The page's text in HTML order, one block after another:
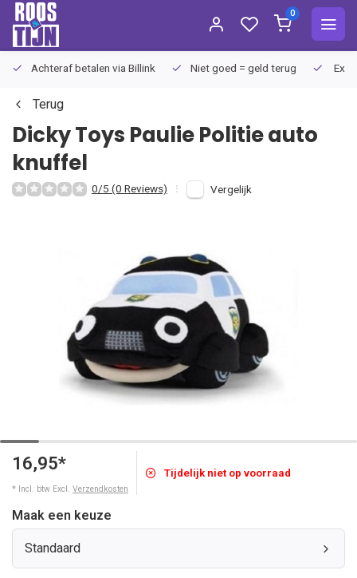
0
Achteraf betalen via Billink Niet goed = geld terug
Terug
Dicky Toys Paulie Politie auto
knuffel
0/5 (0 Reviews) Vergelijk
16,95*
* Incl. btw Excl. Verzendkosten
Tijdelijk niet op voorraad
Maak een keuze
Standaard